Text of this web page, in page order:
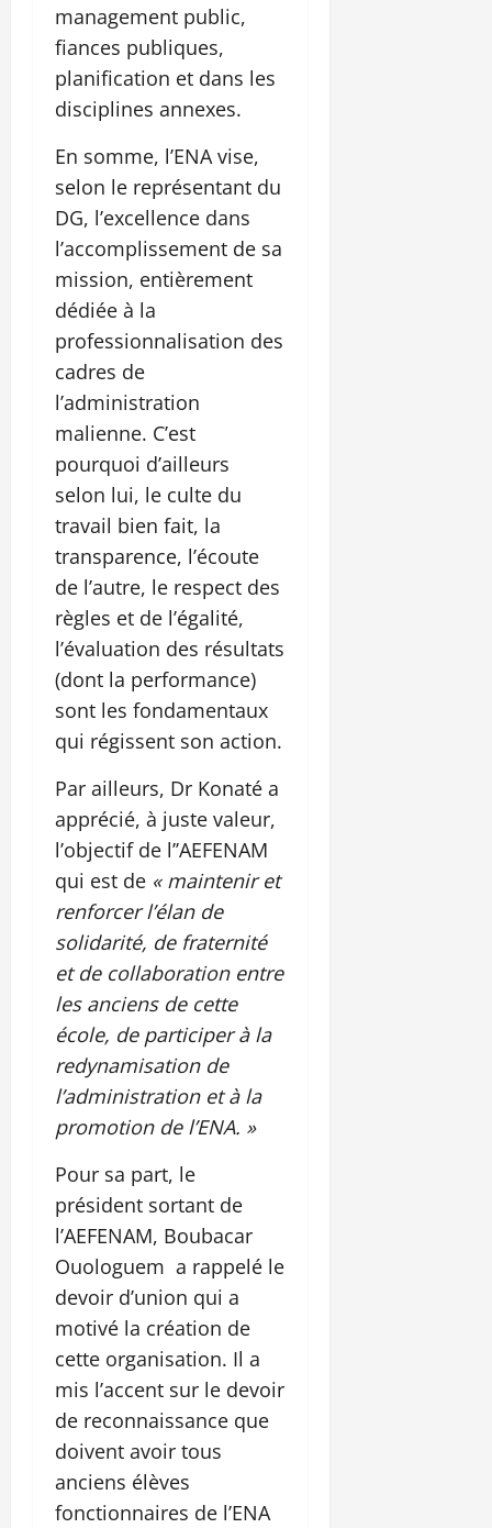
management public,
fiances publiques,
planification et dans les
disciplines annexes.
En somme, l’ENA vise,
selon le représentant du
DG, l’excellence dans
l’accomplissement de sa
mission, entièrement
dédiée à la
professionnalisation des
cadres de
l’administration
malienne. C’est
pourquoi d’ailleurs
selon lui, le culte du
travail bien fait, la
transparence, l’écoute
de l’autre, le respect des
règles et de l’égalité,
l’évaluation des résultats
(dont la performance)
sont les fondamentaux
qui régissent son action.
Par ailleurs, Dr Konaté a
apprécié, à juste valeur,
l’objectif de l’’AEFENAM
qui est de « maintenir et
renforcer l’élan de
solidarité, de fraternité
et de collaboration entre
les anciens de cette
école, de participer à la
redynamisation de
l’administration et à la
promotion de l’ENA. »
Pour sa part, le
président sortant de
l’AEFENAM, Boubacar
Ouologuem a rappelé le
devoir d’union qui a
motivé la création de
cette organisation. Il a
mis l’accent sur le devoir
de reconnaissance que
doivent avoir tous
anciens élèves
fonctionnaires de l’ENA